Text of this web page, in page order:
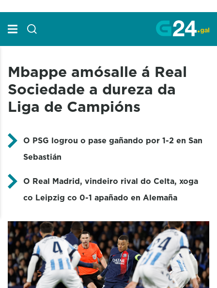
Mbappe amósalle á Real
Sociedade a dureza da
Liga de Campións
O PSG logrou o pase gañando por 1-2 en San
Sebastián
O Real Madrid, vindeiro rival do Celta, xoga
co Leipzig co 0-1 apañado en Alemaña